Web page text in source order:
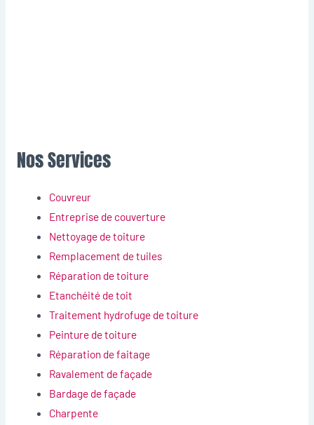
Nos Services
Couvreur
Entreprise de couverture
Nettoyage de toiture
Remplacement de tuiles
Réparation de toiture
Etanchéité de toit
Traitement hydrofuge de toiture
Peinture de toiture
Réparation de faitage
Ravalement de façade
Bardage de façade
Charpente